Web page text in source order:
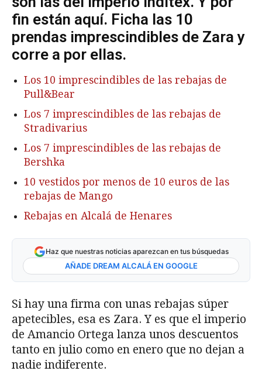
fin están aquí. Ficha las 10
prendas imprescindibles de Zara y
corre a por ellas.
Los 10 imprescindibles de las rebajas de
Pull&Bear
Los 7 imprescindibles de las rebajas de
Stradivarius
Los 7 imprescindibles de las rebajas de
Bershka
10 vestidos por menos de 10 euros de las
rebajas de Mango
Rebajas en Alcalá de Henares
Haz que nuestras noticias aparezcan en tus búsquedas
AÑADE DREAM ALCALÁ EN GOOGLE
Si hay una firma con unas rebajas súper
apetecibles, esa es Zara. Y es que el imperio
de Amancio Ortega lanza unos descuentos
tanto en julio como en enero que no dejan a
nadie indiferente.